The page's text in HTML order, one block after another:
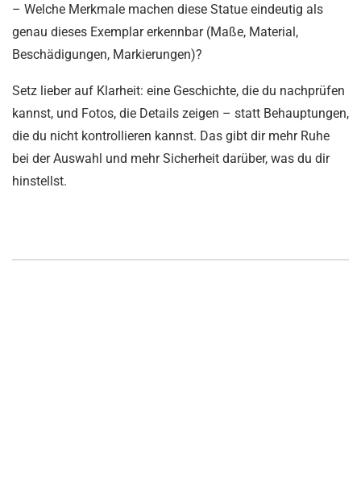
– Welche Merkmale machen diese Statue eindeutig als
genau dieses Exemplar erkennbar (Maße, Material,
Beschädigungen, Markierungen)?
Setz lieber auf Klarheit: eine Geschichte, die du nachprüfen
kannst, und Fotos, die Details zeigen – statt Behauptungen,
die du nicht kontrollieren kannst. Das gibt dir mehr Ruhe
bei der Auswahl und mehr Sicherheit darüber, was du dir
hinstellst.